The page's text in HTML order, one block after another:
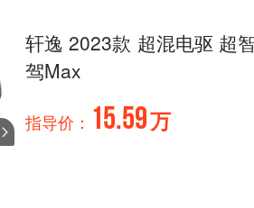
轩逸 2023款 超混电驱 超
驾Max
指导价： 15.59万